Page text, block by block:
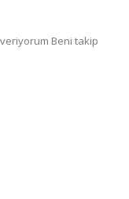
Beni takip